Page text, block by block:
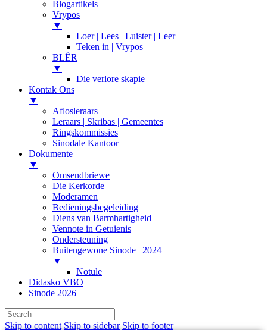
Blogartikels
Vrypos
▼
Loer | Lees | Luister | Leer
Teken in | Vrypos
BLÊR
▼
Die verlore skapie
Kontak Ons
▼
Aflosleraars
Leraars | Skribas | Gemeentes
Ringskommissies
Sinodale Kantoor
Dokumente
▼
Omsendbriewe
Die Kerkorde
Moderamen
Bedieningsbegeleiding
Diens van Barmhartigheid
Vennote in Getuienis
Ondersteuning
Buitengewone Sinode | 2024
▼
Notule
Didasko VBO
Sinode 2026
Skip to content Skip to sidebar Skip to footer